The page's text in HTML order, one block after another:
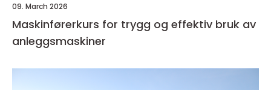
09. March 2026
Maskinførerkurs for trygg og effektiv bruk av
anleggsmaskiner